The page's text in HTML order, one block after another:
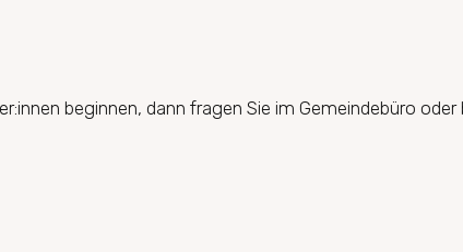
beginnen, dann fragen Sie im Gemeindebüro oder